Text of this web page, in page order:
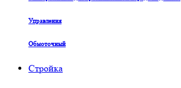
Управления
Обмоточный
Стройка